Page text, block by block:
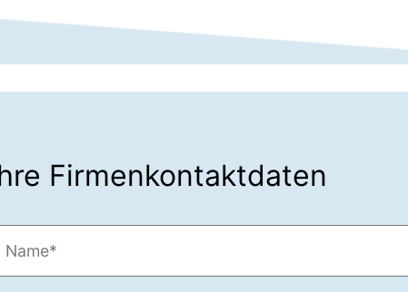
Firmenkontaktdaten